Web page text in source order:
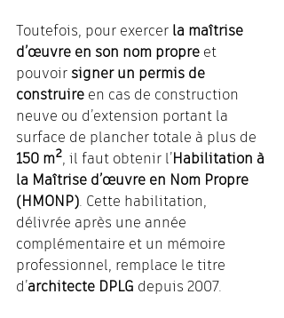
Toutefois, pour exercer la maîtrise
d’œuvre en son nom propre et
pouvoir signer un permis de
construire en cas de construction
neuve ou d’extension portant la
surface de plancher totale à plus de
150 m², il faut obtenir l’Habilitation à
la Maîtrise d’œuvre en Nom Propre
(HMONP). Cette habilitation,
délivrée après une année
complémentaire et un mémoire
professionnel, remplace le titre
d’architecte DPLG depuis 2007.